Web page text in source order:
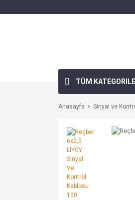
TÜM
Anasayfa Sinyal ve